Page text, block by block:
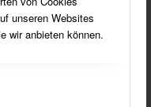
unseren Websites
wir anbieten können.